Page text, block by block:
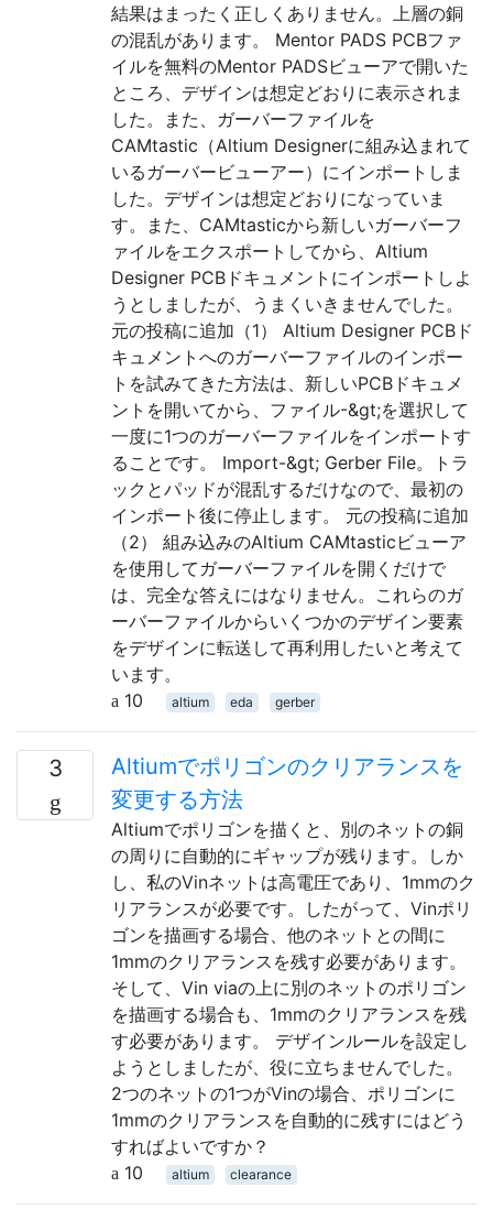
結果はまったく正しくありません。上層の銅
の混乱があります。 Mentor PADS PCBファ
イルを無料のMentor PADSビューアで開いた
ところ、デザインは想定どおりに表示されま
した。また、ガーバーファイルを
CAMtastic（Altium Designerに組み込まれて
いるガーバービューアー）にインポートしま
した。デザインは想定どおりになっていま
す。また、CAMtasticから新しいガーバーフ
ァイルをエクスポートしてから、Altium
Designer PCBドキュメントにインポートしよ
うとしましたが、うまくいきませんでした。
元の投稿に追加（1） Altium Designer PCBド
キュメントへのガーバーファイルのインポー
トを試みてきた方法は、新しいPCBドキュメ
ントを開いてから、ファイル-&gt;を選択して
一度に1つのガーバーファイルをインポートす
ることです。 Import-&gt; Gerber File。トラ
ックとパッドが混乱するだけなので、最初の
インポート後に停止します。 元の投稿に追加
（2） 組み込みのAltium CAMtasticビューア
を使用してガーバーファイルを開くだけで
は、完全な答えにはなりません。これらのガ
ーバーファイルからいくつかのデザイン要素
をデザインに転送して再利用したいと考えて
います。
10
altium eda gerber
3
Altiumでポリゴンのクリアランスを
変更する方法
Altiumでポリゴンを描くと、別のネットの銅
の周りに自動的にギャップが残ります。しか
し、私のVinネットは高電圧であり、1mmのク
リアランスが必要です。したがって、Vinポリ
ゴンを描画する場合、他のネットとの間に
1mmのクリアランスを残す必要があります。
そして、Vin viaの上に別のネットのポリゴン
を描画する場合も、1mmのクリアランスを残
す必要があります。 デザインルールを設定し
ようとしましたが、役に立ちませんでした。
2つのネットの1つがVinの場合、ポリゴンに
1mmのクリアランスを自動的に残すにはどう
すればよいですか？
10
altium clearance